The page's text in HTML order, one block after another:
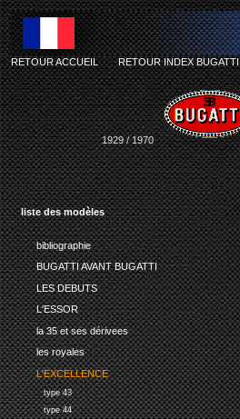
liste des modèles
bibliographie
BUGATTI AVANT BUGATTI
LES DEBUTS
L'ESSOR
la 35 et ses dérivees
les royales
L'EXCELLENCE
type 43
type 44
RETOUR ACCUEIL-RETOUR INDEX BUGATTI
1929 / 1970